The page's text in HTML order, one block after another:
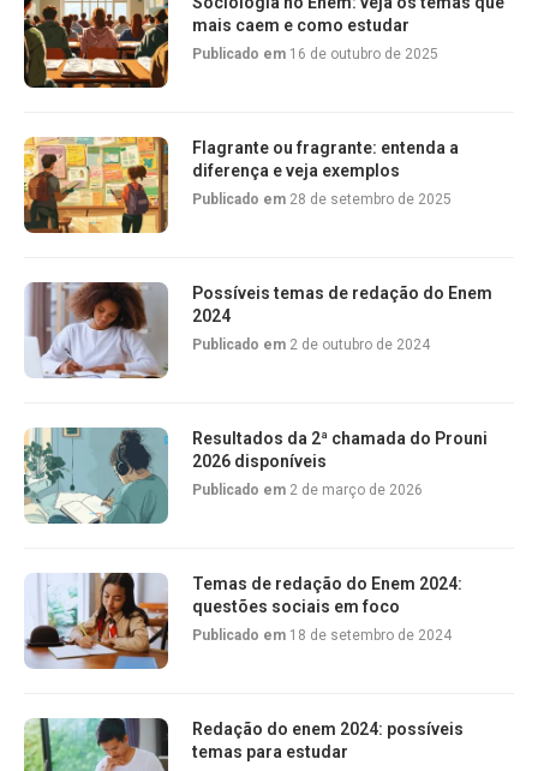
mais caem e como estudar
Publicado em 16 de outubro de 2025
Flagrante ou fragrante: entenda a
diferença e veja exemplos
Publicado em 28 de setembro de 2025
Possíveis temas de redação do Enem
2024
Publicado em 2 de outubro de 2024
Resultados da 2ª chamada do Prouni
2026 disponíveis
Publicado em 2 de março de 2026
Temas de redação do Enem 2024:
questões sociais em foco
Publicado em 18 de setembro de 2024
Redação do enem 2024: possíveis
temas para estudar